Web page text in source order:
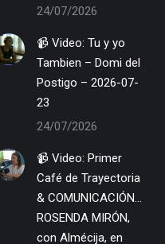
24/07/2026
📹 Video: Tu y yo
Tambien – Domi del
Postigo – 2026-07-
23
24/07/2026
📹 Video: Primer
Café de Trayectoria
& COMUNICACIÓN…
ROSENDA MIRÓN,
con Almécija, en